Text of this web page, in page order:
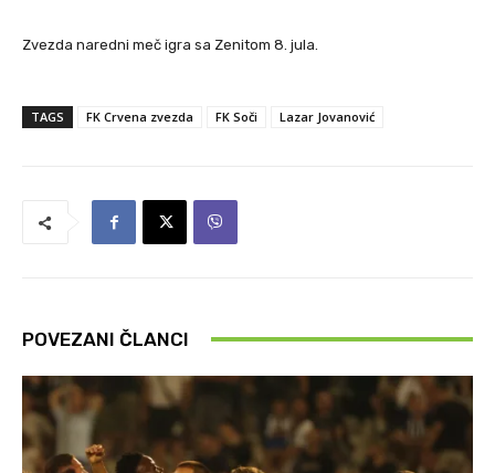
Zvezda naredni meč igra sa Zenitom 8. jula.
TAGS FK Crvena zvezda FK Soči Lazar Jovanović
POVEZANI ČLANCI